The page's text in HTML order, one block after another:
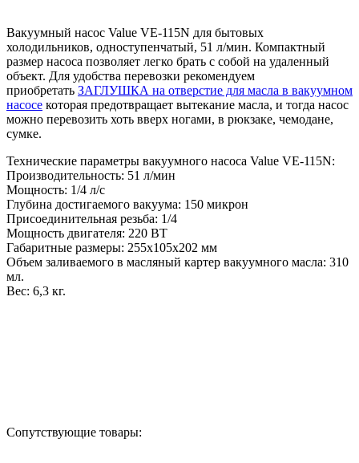
Вакуумный насос Value VE-115N для бытовых
холодильников, одноступенчатый, 51 л/мин. Компактный
размер насоса позволяет легко брать с собой на удаленный
объект. Для удобства перевозки рекомендуем
приобретать ЗАГЛУШКА на отверстие для масла в вакуумном
насосе которая предотвращает вытекание масла, и тогда насос
можно перевозить хоть вверх ногами, в рюкзаке, чемодане,
сумке.
Технические параметры вакуумного насоса Value VE-115N:
Производительность: 51 л/мин
Мощность: 1/4 л/с
Глубина достигаемого вакуума: 150 микрон
Присоединительная резьба: 1/4
Мощность двигателя: 220 ВТ
Габаритные размеры: 255х105х202 мм
Объем заливаемого в масляный картер вакуумного масла: 310
мл.
Вес: 6,3 кг.
Сопутствующие товары: